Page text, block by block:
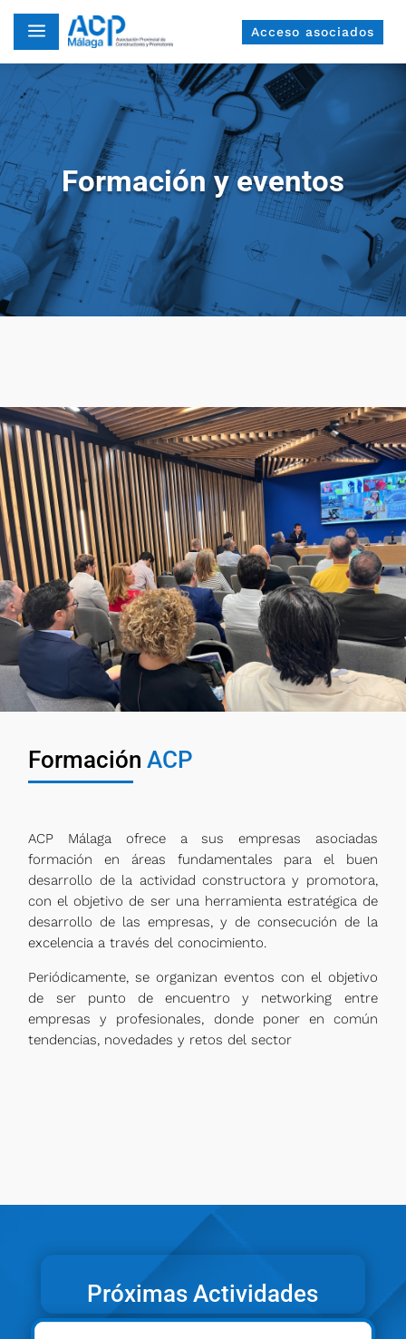
a Acceso asociados
Formación y eventos
Formación ACP
ACP Málaga ofrece a sus empresas asociadas
formación en áreas fundamentales para el buen
desarrollo de la actividad constructora y promotora,
con el objetivo de ser una herramienta estratégica de
desarrollo de las empresas, y de consecución de la
excelencia a través del conocimiento.
Periódicamente, se organizan eventos con el objetivo
de ser punto de encuentro y networking entre
empresas y profesionales, donde poner en común
tendencias, novedades y retos del sector
Próximas Actividades